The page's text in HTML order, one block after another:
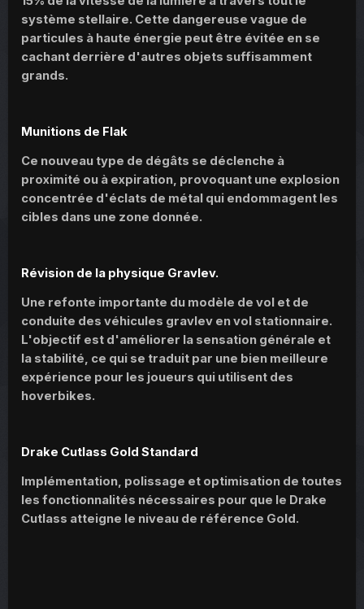
système stellaire. Cette dangereuse vague de
particules à haute énergie peut être évitée en se
cachant derrière d'autres objets suffisamment
grands.
Munitions de Flak
Ce nouveau type de dégâts se déclenche à
proximité ou à expiration, provoquant une explosion
concentrée d'éclats de métal qui endommagent les
cibles dans une zone donnée.
Révision de la physique Gravlev.
Une refonte importante du modèle de vol et de
conduite des véhicules gravlev en vol stationnaire.
L'objectif est d'améliorer la sensation générale et
la stabilité, ce qui se traduit par une bien meilleure
expérience pour les joueurs qui utilisent des
hoverbikes.
Drake Cutlass Gold Standard
Implémentation, polissage et optimisation de toutes
les fonctionnalités nécessaires pour que le Drake
Cutlass atteigne le niveau de référence Gold.